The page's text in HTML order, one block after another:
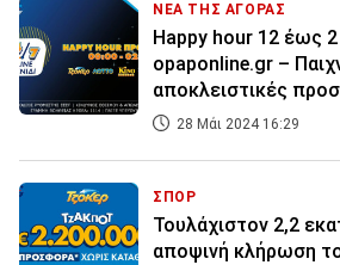
ΝΕΑ ΤΗΣ ΑΓΟΡΑΣ
Happy hour 12 έως
opaponline.gr –
αποκλειστικές
28 Μάι 2024 16:29
ΣΠΟΡ
Τουλάχιστον 2,2
αποψινή κλήρωση